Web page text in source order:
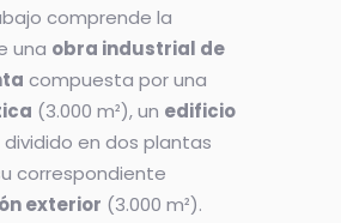
comprende la
una obra industrial de
compuesta por una
(3.000 m²), un edificio
dividido en dos plantas
correspondiente
exterior (3.000 m²).